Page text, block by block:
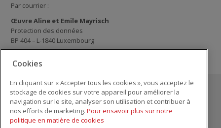
Par courrier :
Œuvre Aline et Emile Mayrisch
Protection des données
BP 404 – L-1840 Luxembourg
© Œuvre Aline et Emile Mayrisch
Qui sommes-nous? Publications
Partenaires
Recrutement
Mentions légales
Cookies
En cliquant sur « Accepter tous les cookies », vous acceptez le
stockage de cookies sur votre appareil pour améliorer la
navigation sur le site, analyser son utilisation et contribuer à
nos efforts de marketing. Pour ensavoir plus sur notre
politique en matière de cookies